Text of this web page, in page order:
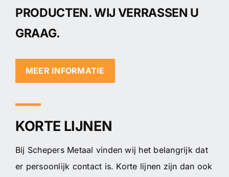
PRODUCTEN. WIJ VERRASSEN U
GRAAG.
MEER INFORMATIE
KORTE LIJNEN
Bij Schepers Metaal vinden wij het belangrijk dat
er persoonlijk contact is. Korte lijnen zijn dan ook